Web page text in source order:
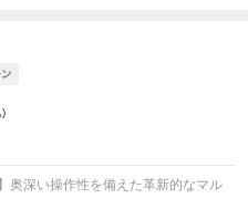
)
奥深い操作性を備えた革新的なマル